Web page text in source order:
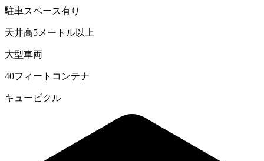
駐車スペース有り
天井高5メートル以上
大型車両
40フィートコンテナ
キュービクル